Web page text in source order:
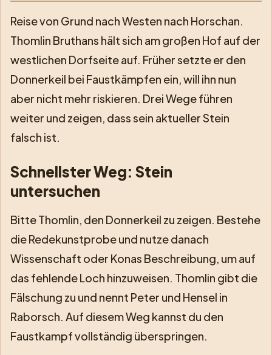
Reise von Grund nach Westen nach Horschan.
Thomlin Bruthans hält sich am großen Hof auf der
westlichen Dorfseite auf. Früher setzte er den
Donnerkeil bei Faustkämpfen ein, will ihn nun
aber nicht mehr riskieren. Drei Wege führen
weiter und zeigen, dass sein aktueller Stein
falsch ist.
Schnellster Weg: Stein
untersuchen
Bitte Thomlin, den Donnerkeil zu zeigen. Bestehe
die Redekunstprobe und nutze danach
Wissenschaft oder Konas Beschreibung, um auf
das fehlende Loch hinzuweisen. Thomlin gibt die
Fälschung zu und nennt Peter und Hensel in
Raborsch. Auf diesem Weg kannst du den
Faustkampf vollständig überspringen.